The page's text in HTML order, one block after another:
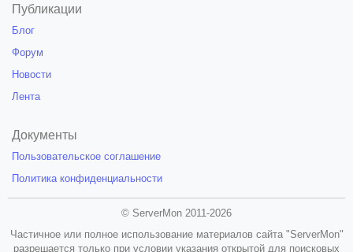
Публикации
Блог
Форум
Новости
Лента
Документы
Пользовательское соглашение
Политика конфиденциальности
© ServerMon 2011-2026
Частичное или полное использование материалов сайта "ServerMon"
разрешается только при условии указания открытой для поисковых